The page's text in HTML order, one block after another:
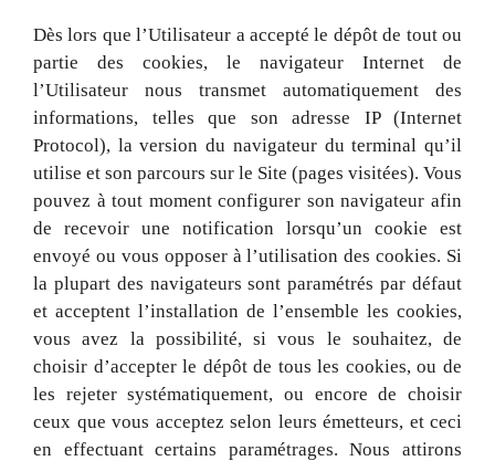
Dès lors que l’Utilisateur a accepté le dépôt de tout ou
partie des cookies, le navigateur Internet de
l’Utilisateur nous transmet automatiquement des
informations, telles que son adresse IP (Internet
Protocol), la version du navigateur du terminal qu’il
utilise et son parcours sur le Site (pages visitées). Vous
pouvez à tout moment configurer son navigateur afin
de recevoir une notification lorsqu’un cookie est
envoyé ou vous opposer à l’utilisation des cookies. Si
la plupart des navigateurs sont paramétrés par défaut
et acceptent l’installation de l’ensemble les cookies,
vous avez la possibilité, si vous le souhaitez, de
choisir d’accepter le dépôt de tous les cookies, ou de
les rejeter systématiquement, ou encore de choisir
ceux que vous acceptez selon leurs émetteurs, et ceci
en effectuant certains paramétrages. Nous attirons